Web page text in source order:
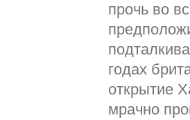
прочь во
годах
открытие
мрачно